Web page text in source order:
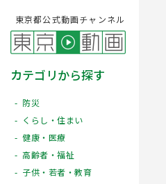
東京都公式動画チャンネル
カテゴリから探す
防災
くらし・住まい
健康・医療
高齢者・福祉
子供・若者・教育